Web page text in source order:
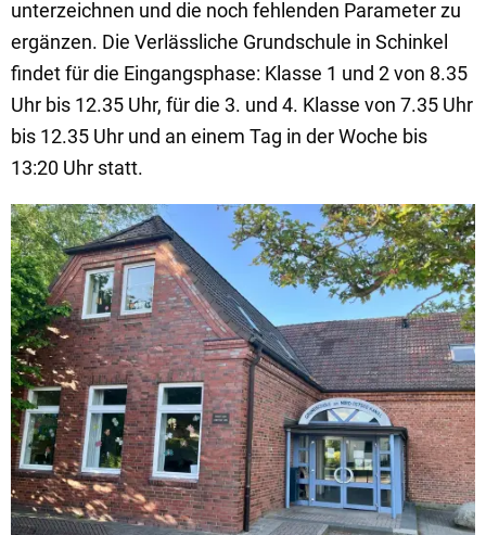
unterzeichnen und die noch fehlenden Parameter zu
ergänzen. Die Verlässliche Grundschule in Schinkel
findet für die Eingangsphase: Klasse 1 und 2 von 8.35
Uhr bis 12.35 Uhr, für die 3. und 4. Klasse von 7.35 Uhr
bis 12.35 Uhr und an einem Tag in der Woche bis
13:20 Uhr statt.